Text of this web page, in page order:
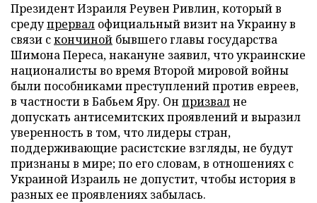
Президент Израиля Реувен Ривлин, который в
средупрервал официальный визит на Украину в
связи скончиной бывшего главы государства
Шимона Переса, накануне заявил, что украинские
националисты во время Второй мировой войны
были пособниками преступлений против евреев,
в частности в Бабьем Яру. Он призвалне
допускать антисемитских проявлений и выразил
уверенность в том, что лидеры стран,
поддерживающие расистские взгляды, не будут
признаны в мире; по его словам, в отношениях с
Украиной Израиль не допустит, чтобы история в
разных ее проявлениях забылась.